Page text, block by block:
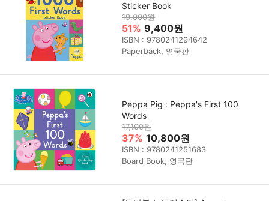
Sticker Book
19,000원
51% 9,400원
ISBN : 9780241294642
Paperback, 영국판
Peppa Pig : Peppa's First 100
Words
17,100원
37% 10,800원
ISBN : 9780241251683
Board Book, 영국판